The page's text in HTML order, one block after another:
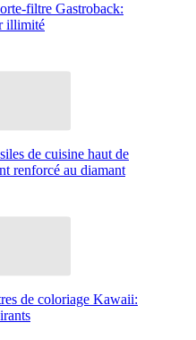
filtre Gastroback:
illimité
de cuisine haut de
renforcé au diamant
de coloriage Kawaii: